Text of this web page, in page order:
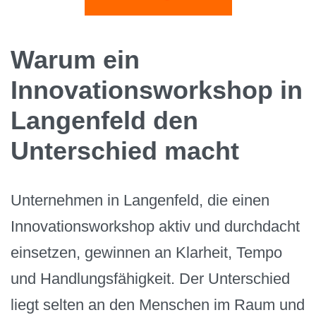
Warum ein
Innovationsworkshop in
Langenfeld den
Unterschied macht
Unternehmen in Langenfeld, die einen
Innovationsworkshop aktiv und durchdacht
einsetzen, gewinnen an Klarheit, Tempo
und Handlungsfähigkeit. Der Unterschied
liegt selten an den Menschen im Raum und